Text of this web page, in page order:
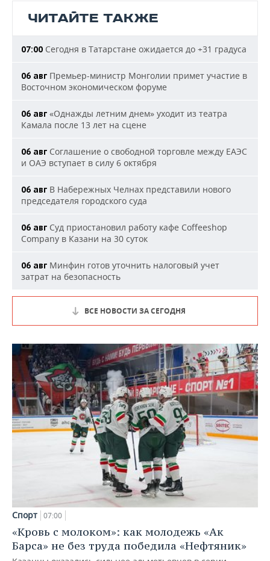
ЧИТАЙТЕ ТАКЖЕ
07:00 Сегодня в Татарстане ожидается до +31 градуса
06 авг Премьер-министр Монголии примет участие в
Восточном экономическом форуме
06 авг «Однажды летним днем» уходит из театра
Камала после 13 лет на сцене
06 авг Соглашение о свободной торговле между ЕАЭС
и ОАЭ вступает в силу 6 октября
06 авг В Набережных Челнах представили нового
председателя городского суда
06 авг Суд приостановил работу кафе Coffeeshop
Company в Казани на 30 суток
06 авг Минфин готов уточнить налоговый учет
затрат на безопасность
ВСЕ НОВОСТИ ЗА СЕГОДНЯ
Спорт 07:00
«Кровь с молоком»: как молодежь «Ак
Барса» не без труда победила «Нефтяник»